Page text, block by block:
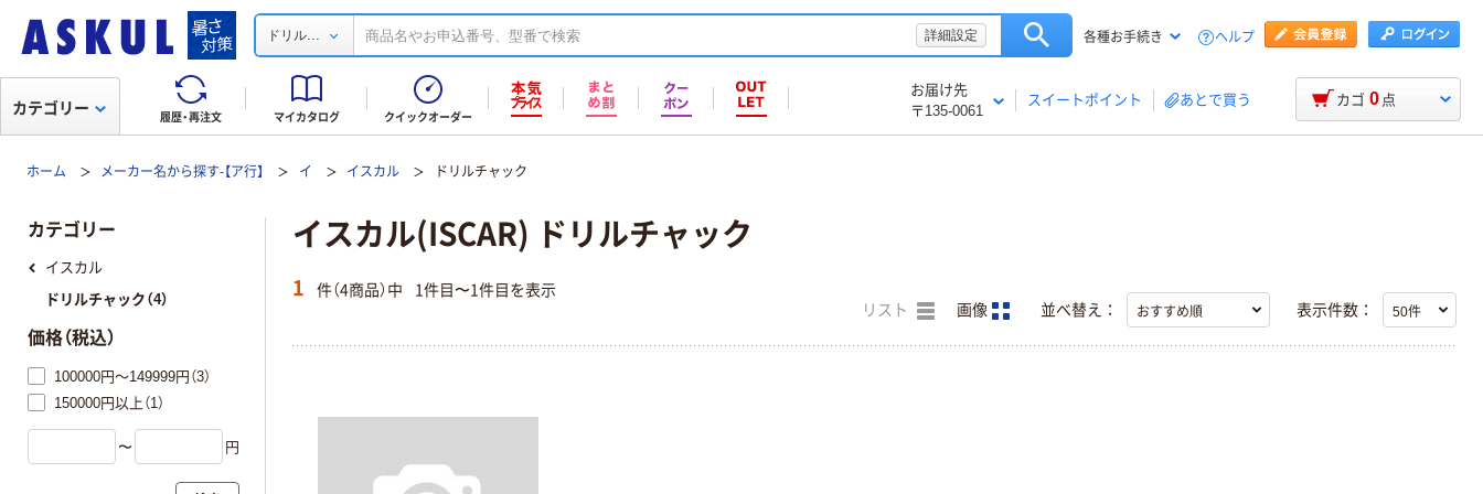
ドリル... 詳細設定 各種お手続き ヘルプ
履歴・再注文 マイカタログ クイックオーダー
お届け先
〒135-0061
スイートポイント あとで買う
カテゴリー カゴ 0 点
ホーム メーカー名から探す-【ア行】 イ イスカル ドリルチャック
イスカル(ISCAR) ドリルチャック
1 件（4商品）中 1件目〜1件目を表示
リスト 画像 並べ替え： 表示件数：
カテゴリー
イスカル
ドリルチャック（4）
価格（税込）
100000円～149999円（3）
150000円以上（1）
〜 円